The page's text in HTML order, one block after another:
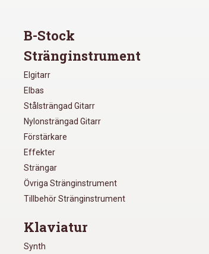
B-Stock
Stränginstrument
Elgitarr
Elbas
Stålsträngad Gitarr
Nylonsträngad Gitarr
Förstärkare
Effekter
Strängar
Övriga Stränginstrument
Tillbehör Stränginstrument
Klaviatur
Synth